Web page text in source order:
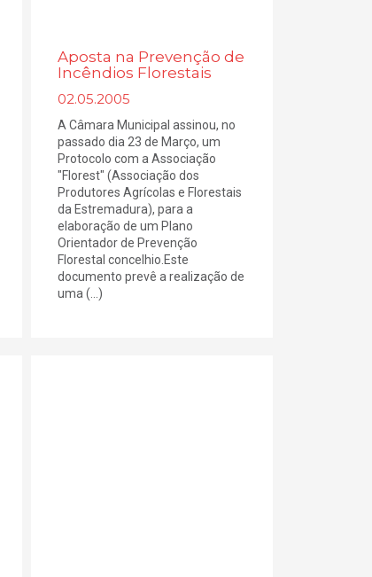
Aposta na Prevenção de
Incêndios Florestais
02.05.2005
A Câmara Municipal assinou, no
passado dia 23 de Março, um
Protocolo com a Associação
"Florest" (Associação dos
Produtores Agrícolas e Florestais
da Estremadura), para a
elaboração de um Plano
Orientador de Prevenção
Florestal concelhio.Este
documento prevê a realização de
uma (...)